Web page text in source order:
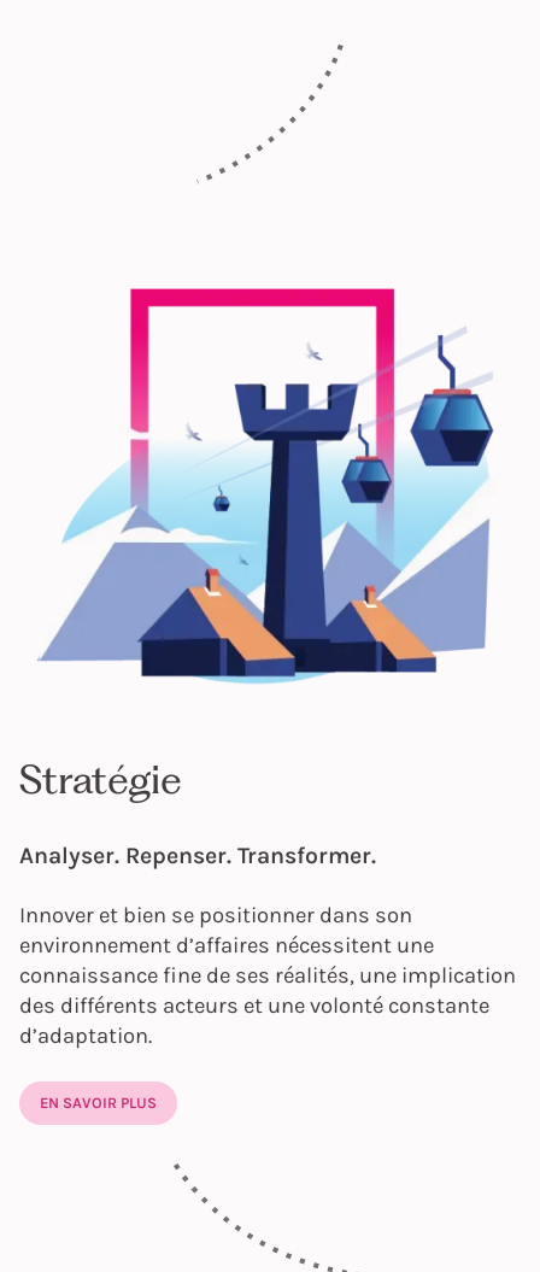
Stratégie
Analyser. Repenser. Transformer.
Innover et bien se positionner dans son
environnement d’affaires nécessitent une
connaissance fine de ses réalités, une implication
des différents acteurs et une volonté constante
d’adaptation.
EN SAVOIR PLUS